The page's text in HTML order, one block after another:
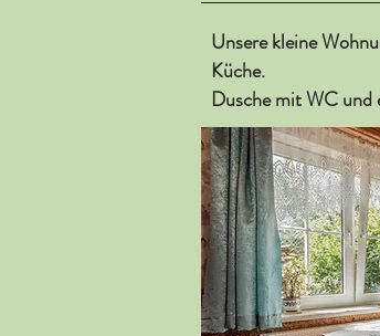
Unsere kleine
Küche.
Dusche mit WC und